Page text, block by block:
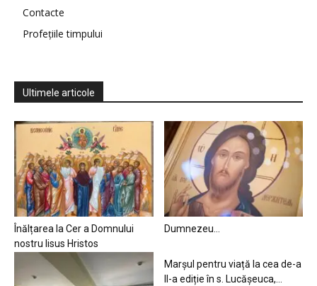
Contacte
Profețiile timpului
Ultimele articole
Înălțarea la Cer a Domnului
nostru Iisus Hristos
Dumnezeu…
Marșul pentru viață la cea de-a
II-a ediție în s. Lucășeuca,...